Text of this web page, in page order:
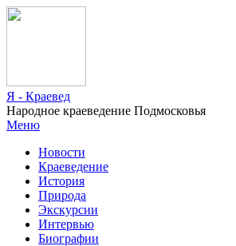
Я - Краевед
Народное краеведение Подмосковья
Меню
Новости
Краеведение
История
Природа
Экскурсии
Интервью
Биографии